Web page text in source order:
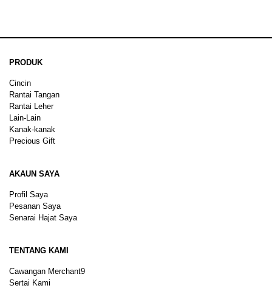
PRODUK
Cincin
Rantai Tangan
Rantai Leher
Lain-Lain
Kanak-kanak
Precious Gift
AKAUN SAYA
Profil Saya
Pesanan Saya
Senarai Hajat Saya
TENTANG KAMI
Cawangan Merchant9
Sertai Kami